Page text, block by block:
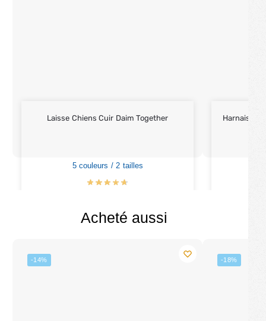
Laisse Chiens Cuir Daim Together
5 couleurs / 2 tailles
Harnais
Acheté aussi
-14% -18%